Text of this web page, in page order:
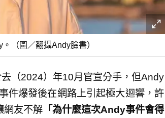
（圖／翻攝Andy臉書）
（2024）年10月官宣分手，但Andy
件爆發後在網路上引起極大迴響，許
網友不解「為什麼這次Andy事件會得